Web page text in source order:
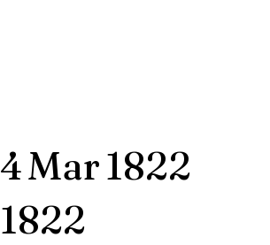
4Mar1822
1822